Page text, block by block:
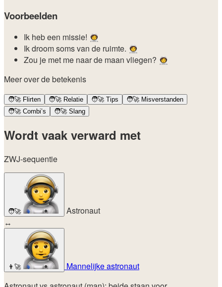
Voorbeelden
Ik heb een missie! 🧑‍🚀
Ik droom soms van de ruimte. 🧑‍🚀
Zou je met me naar de maan vliegen? 🧑‍🚀
Meer over de betekenis
🧑‍🚀Flirten 🧑‍🚀Relatie 🧑‍🚀Tips 🧑‍🚀Misverstanden
🧑‍🚀Combi’s 🧑‍🚀Slang
Wordt vaak verward met
ZWJ-sequentie
🧑‍🚀
Astronaut
↔
👨‍🚀
Mannelijke astronaut